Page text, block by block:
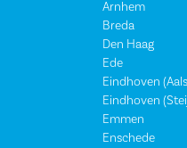
Arnhem
Breda
Den Haag
Ede
Eindhoven
Eindhoven
Emmen
Enschede